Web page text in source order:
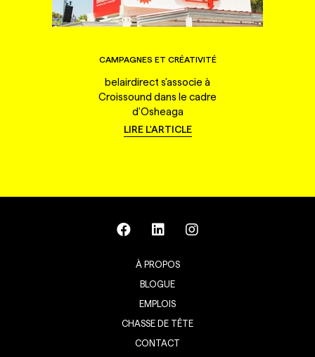
CAMPAGNES ET CRÉATIVITÉ
belairdirect s'associe à
Croissound dans le cadre
d'Osheaga
LIRE L'ARTICLE
À PROPOS
BLOGUE
EMPLOIS
CHASSE DE TÊTE
CONTACT